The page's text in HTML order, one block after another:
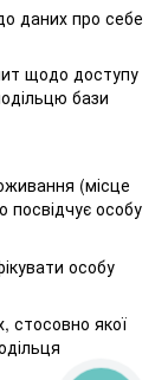
даних про себе
щодо доступу
бази
(місце
посвідчує особу
особу
стосовно якої